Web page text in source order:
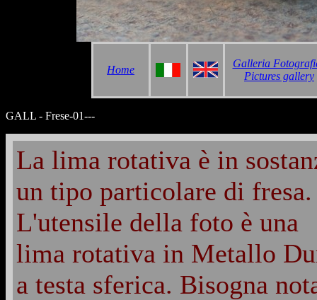
Home
Galleria
Pictures gallery
GALL - Frese-01---
La lima rotativa è in
un tipo particolare di fresa.
L'utensile della foto è una
lima rotativa in Metallo
a testa sferica. Bisogna